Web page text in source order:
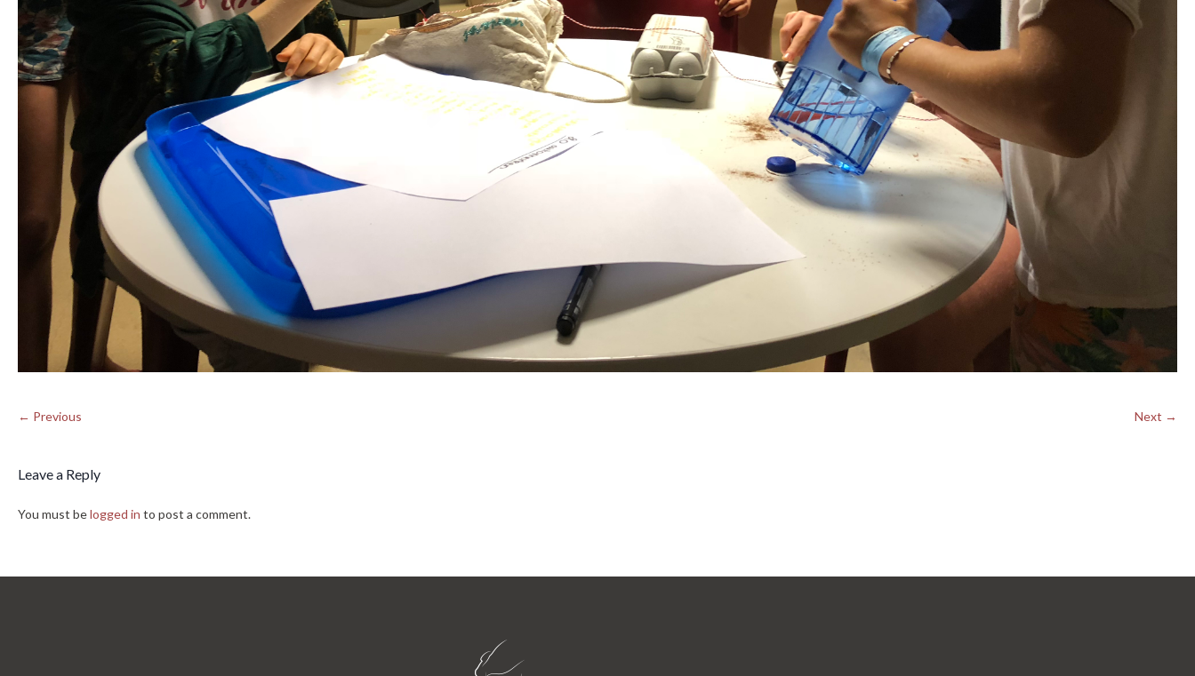
← Previous Next →
Leave a Reply
You must belogged in to post a comment.